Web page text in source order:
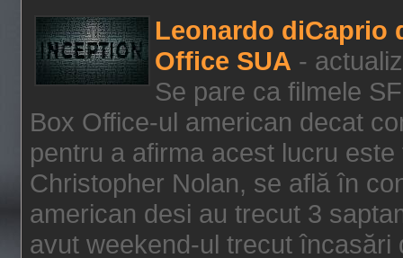
Leonardo diCaprio
Office SUA -
Se pare ca filmele
Box Office-ul american decat
pentru a afirma acest lucru
Christopher Nolan, se află în
american desi au trecut 3
avut weekend-ul trecut încasări